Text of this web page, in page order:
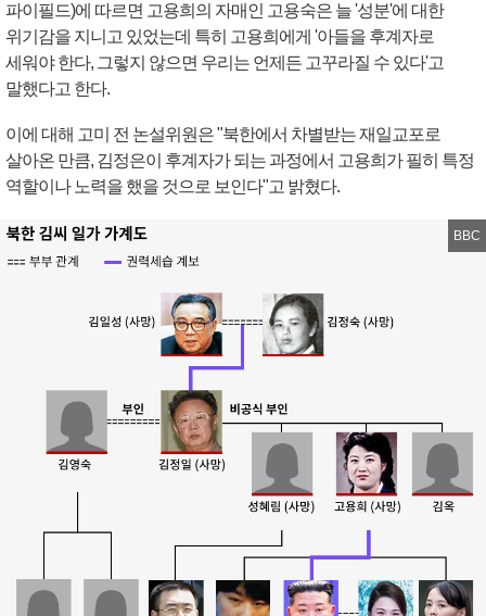
파이필드)에 따르면 고용희의 자매인 고용숙은 늘 '성분'에 대한
위기감을 지니고 있었는데 특히 고용희에게 '아들을 후계자로
세워야 한다, 그렇지 않으면 우리는 언제든 고꾸라질 수 있다'고
말했다고 한다.
이에 대해 고미 전 논설위원은 "북한에서 차별받는 재일교포로
살아온 만큼, 김정은이 후계자가 되는 과정에서 고용희가 필히 특정
역할이나 노력을 했을 것으로 보인다"고 밝혔다.
BBC